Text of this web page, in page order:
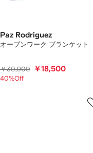
Paz Rodriguez
オープンワーク ブランケット
￥30,900 ￥18,500
40%Off